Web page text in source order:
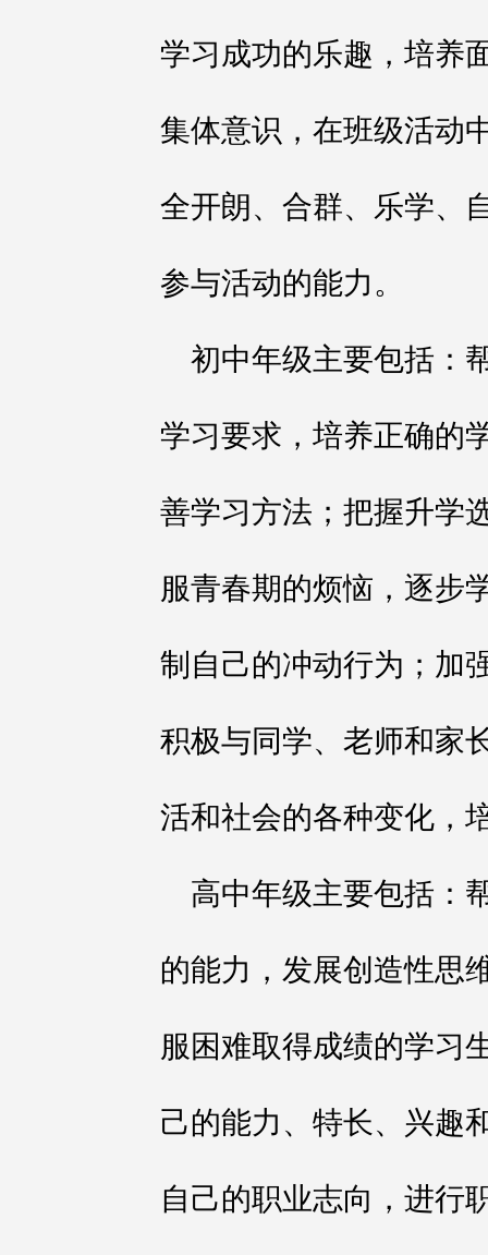
学习成功的乐趣，培养
集体意识，在班级活动
全开朗、合群、乐学、
参与活动的能力。
初中年级主要包括：
学习要求，培养正确的
善学习方法；把握升学
服青春期的烦恼，逐步
制自己的冲动行为；加
积极与同学、老师和家
活和社会的各种变化，
高中年级主要包括：
的能力，发展创造性思
服困难取得成绩的学习
己的能力、特长、兴趣
自己的职业志向，进行